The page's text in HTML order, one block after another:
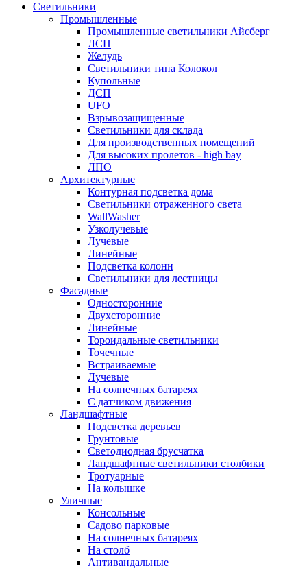
Светильники
Промышленные
Промышленные светильники Айсберг
ЛСП
Желудь
Светильники типа Колокол
Купольные
ДСП
UFO
Взрывозащищенные
Светильники для склада
Для производственных помещений
Для высоких пролетов - high bay
ЛПО
Архитектурные
Контурная подсветка дома
Светильники отраженного света
WallWasher
Узколучевые
Лучевые
Линейные
Подсветка колонн
Светильники для лестницы
Фасадные
Односторонние
Двухсторонние
Линейные
Тороидальные светильники
Точечные
Встраиваемые
Лучевые
На солнечных батареях
С датчиком движения
Ландшафтные
Подсветка деревьев
Грунтовые
Светодиодная брусчатка
Ландшафтные светильники столбики
Тротуарные
На колышке
Уличные
Консольные
Садово парковые
На солнечных батареях
На столб
Антивандальные